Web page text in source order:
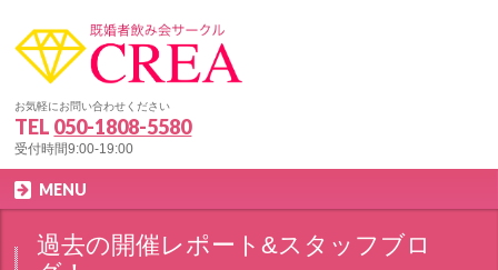
お気軽にお問い合わせください
TEL 050-1808-5580
受付時間9:00-19:00
MENU
過去の開催レポート&スタッフブロ